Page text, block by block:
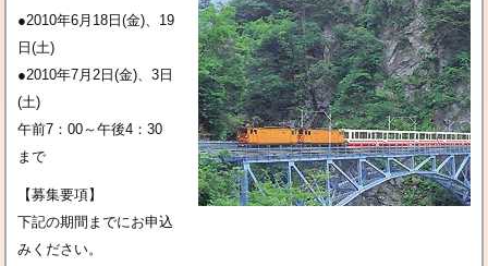
●2010年6月18日(金)、19
日(土)
●2010年7月2日(金)、3日
(土)
午前7：00～午後4：30
まで
【募集要項】
下記の期間までにお申込
みください。